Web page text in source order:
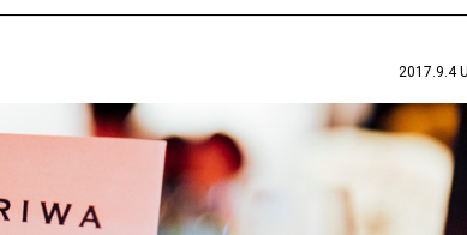
#FOCUS IT #AH.H #ととけん #FASHION
2017.9.4